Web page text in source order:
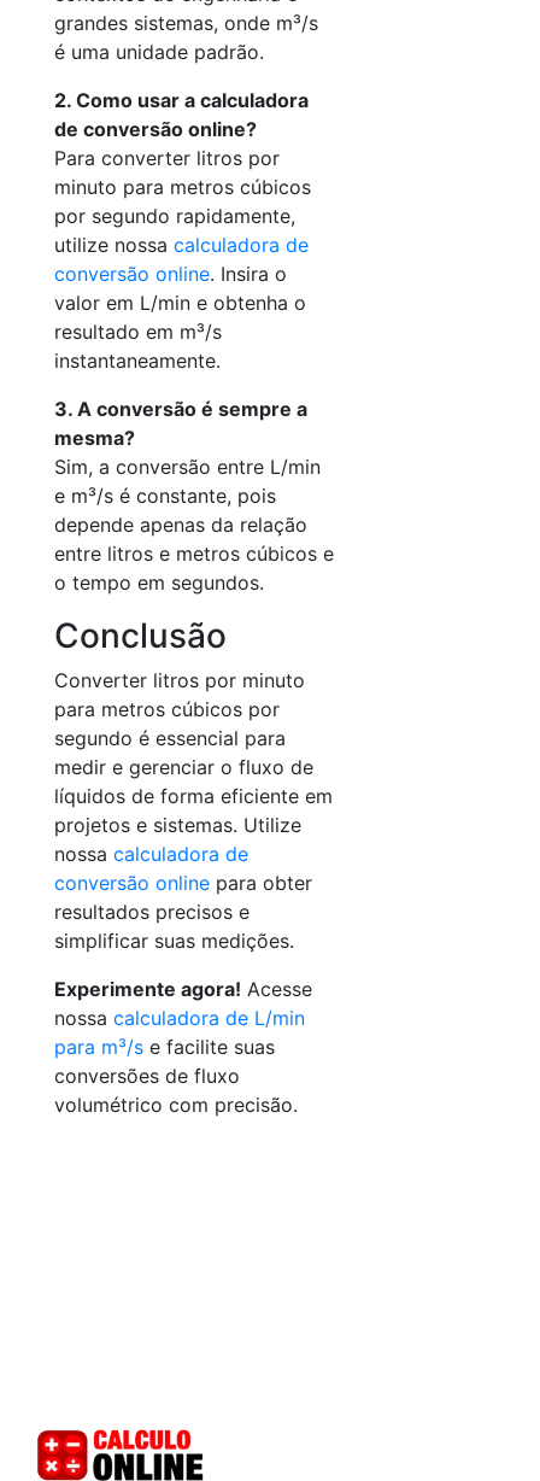
grandes sistemas, onde m³/s
é uma unidade padrão.
2. Como usar a calculadora
de conversão online?
Para converter litros por
minuto para metros cúbicos
por segundo rapidamente,
utilize nossa calculadora de
conversão online. Insira o
valor em L/min e obtenha o
resultado em m³/s
instantaneamente.
3. A conversão é sempre a
mesma?
Sim, a conversão entre L/min
e m³/s é constante, pois
depende apenas da relação
entre litros e metros cúbicos e
o tempo em segundos.
Conclusão
Converter litros por minuto
para metros cúbicos por
segundo é essencial para
medir e gerenciar o fluxo de
líquidos de forma eficiente em
projetos e sistemas. Utilize
nossa calculadora de
conversão online para obter
resultados precisos e
simplificar suas medições.
Experimente agora! Acesse
nossa calculadora de L/min
para m³/s e facilite suas
conversões de fluxo
volumétrico com precisão.